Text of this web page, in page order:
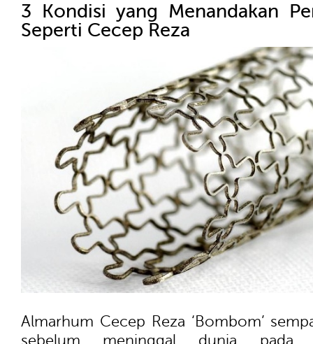
3 Kondisi yang Menandakan
Seperti Cecep Reza
Almarhum Cecep Reza ‘Bombom’
sebelum meninggal dunia pada